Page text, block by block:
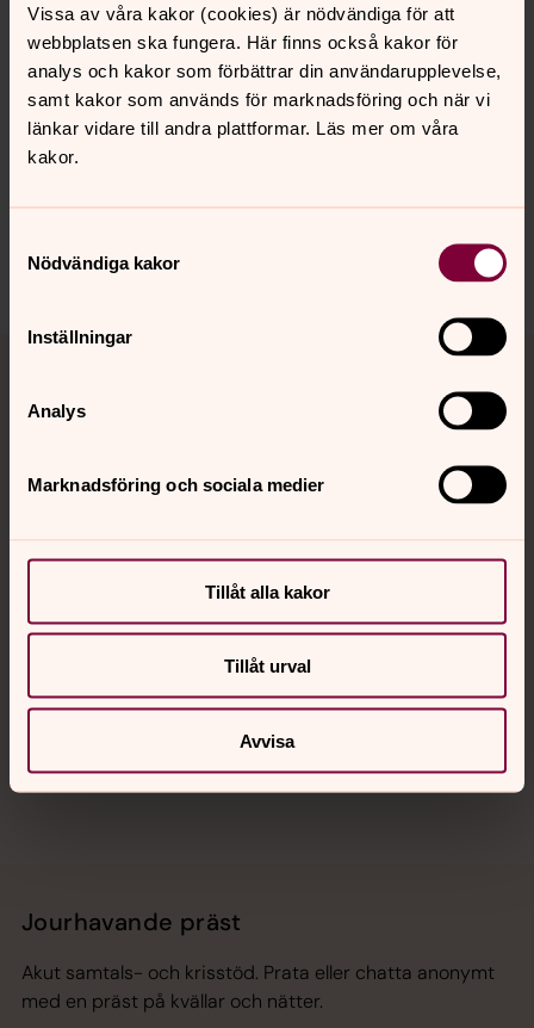
Vissa av våra kakor (cookies) är nödvändiga för att
webbplatsen ska fungera. Här finns också kakor för
analys och kakor som förbättrar din användarupplevelse,
samt kakor som används för marknadsföring och när vi
länkar vidare till andra plattformar. Läs mer om våra
kakor.
Nödvändiga kakor
Inställningar
Analys
Marknadsföring och sociala medier
Tillåt alla kakor
Tillåt urval
Avvisa
Arrangör: Ecstatic Ensemble i samarbete med
Hudiksvallsbygdens församling och Sensus.
Synpunkter eller frågor på sidans
Dela
Tillbaka till toppen
Tillbaka till innehållet
Kalender
Hitta snabbt
Jourhavande präst
Akut samtals- och krisstöd. Prata eller chatta anonymt
med en präst på kvällar och nätter.